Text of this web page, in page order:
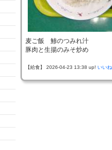
麦ご飯 鯵のつみれ汁
豚肉と生揚のみそ炒め
【給食】 2026-04-23 13:38 up! いい